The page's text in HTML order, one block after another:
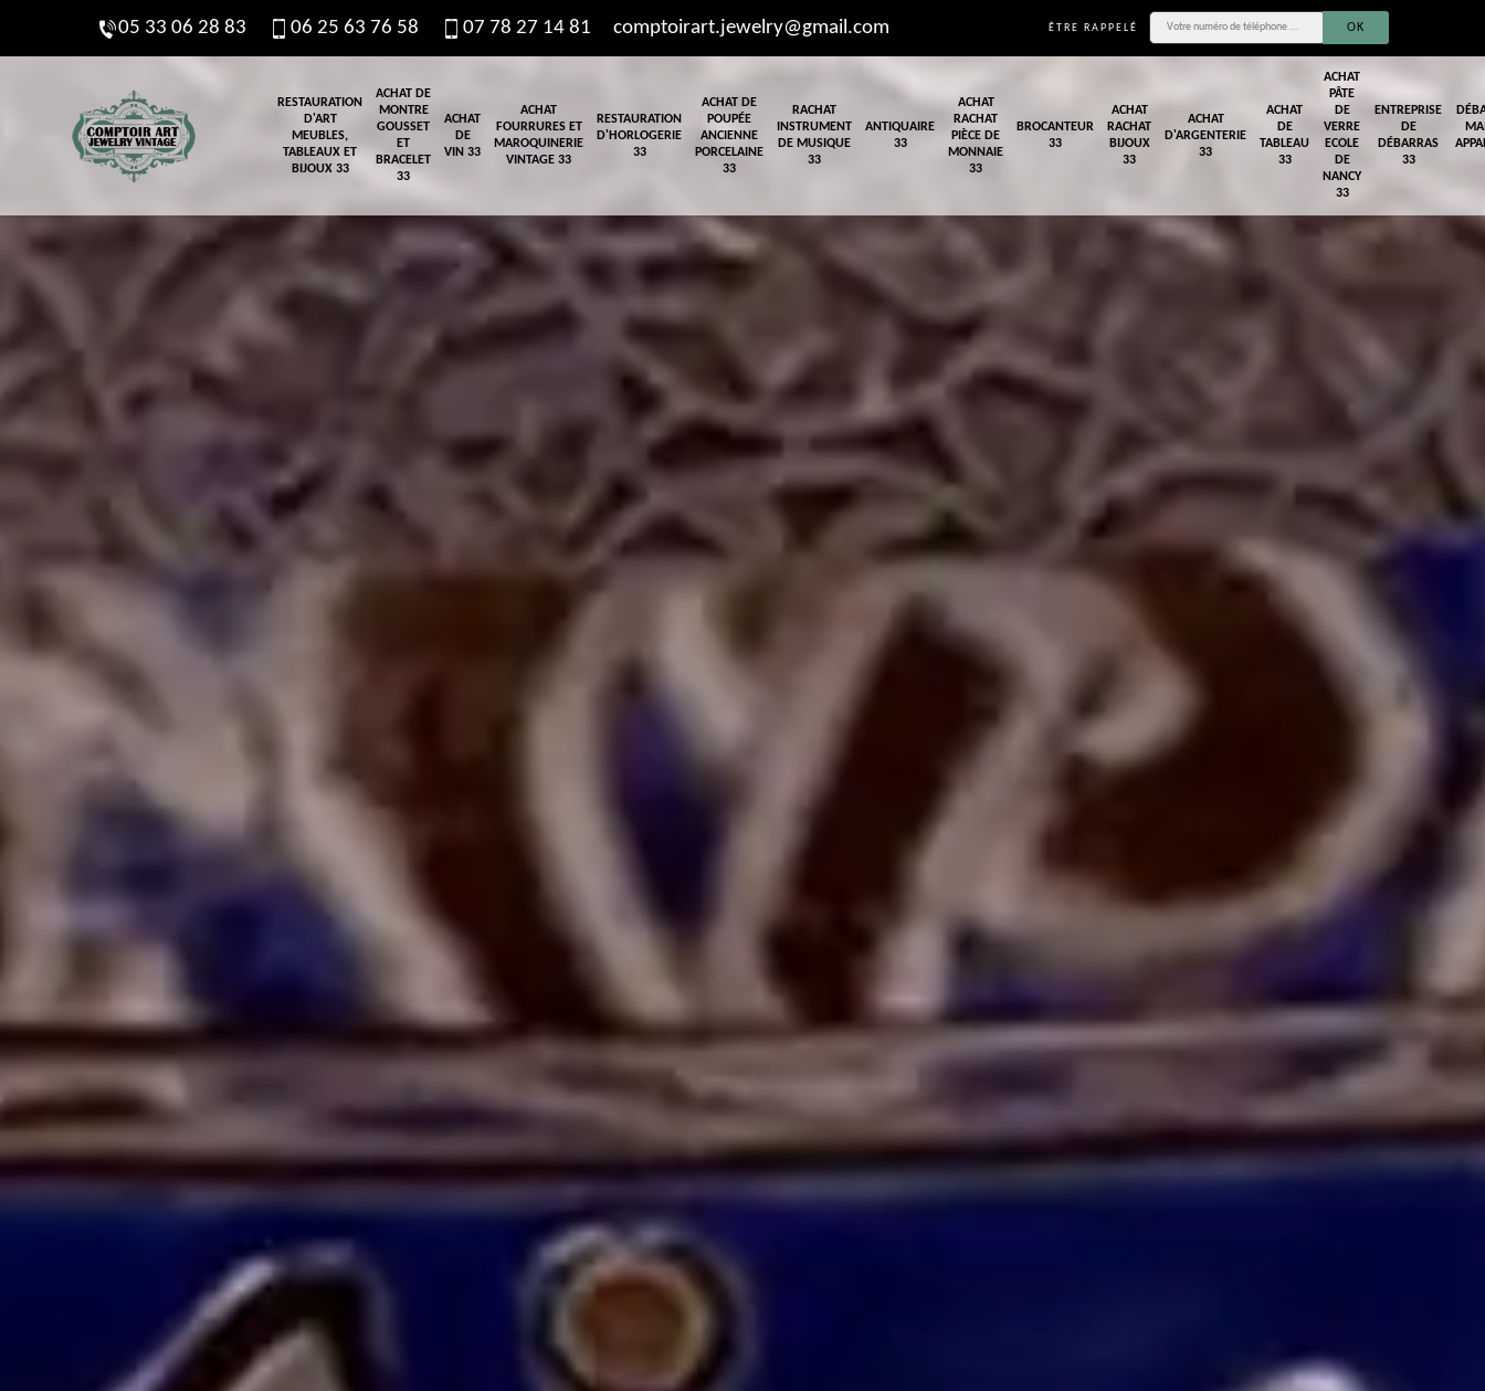
05 33 06 28 83 06 25 63 76 58 07 78 27 14 81 comptoirart.jewelry@gmail.com ÊTRE RAPPELÉ
RESTAURATION
D'ART
MEUBLES,
TABLEAUX ET
BIJOUX 33
ACHAT DE
MONTRE
GOUSSET
ET
BRACELET
33
ACHAT
DE
VIN 33
ACHAT
FOURRURES ET
MAROQUINERIE
VINTAGE 33
RESTAURATION
D'HORLOGERIE
33
ACHAT DE
POUPÉE
ANCIENNE
PORCELAINE
33
RACHAT
INSTRUMENT
DE MUSIQUE
33
ANTIQUAIRE
33
ACHAT
RACHAT
PIÈCE DE
MONNAIE
33
BROCANTEUR
33
ACHAT
RACHAT
BIJOUX
33
ACHAT
D'ARGENTERIE
33
ACHAT
DE
TABLEAU
33
ACHAT
PÂTE
DE
VERRE
ECOLE
DE
NANCY
33
ENTREPRISE
DE
DÉBARRAS
33